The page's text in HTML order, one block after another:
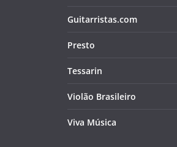
Guitarristas.com
Presto
Tessarin
Violão Brasileiro
Viva Música